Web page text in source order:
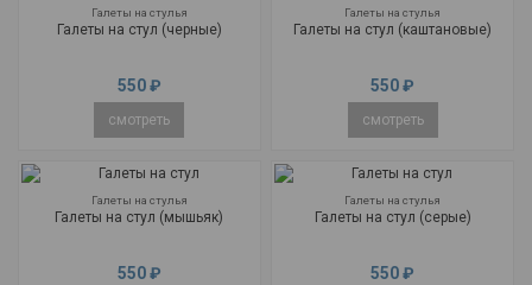
Галеты на стулья
Галеты на стул (черные)
550 ₽
смотреть
Галеты на стулья
Галеты на стул (каштановые)
550 ₽
смотреть
Галеты на стулья
Галеты на стул (мышьяк)
550 ₽
Галеты на стулья
Галеты на стул (серые)
550 ₽